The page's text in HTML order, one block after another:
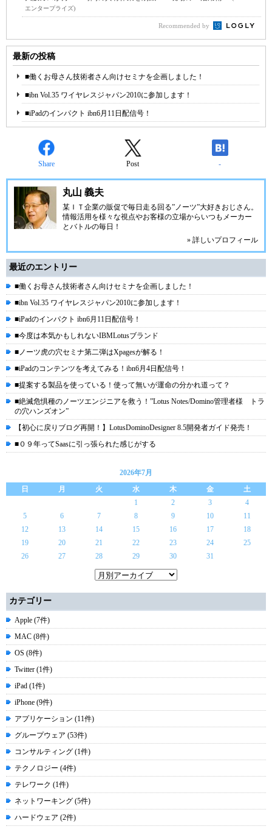
エンタープライズ)
Recommended by
最新の投稿
■働くお母さん技術者さん向けセミナを企画しました！
■ibn Vol.35 ワイヤレスジャパン2010に参加します！
■iPadのインパクト ibn6月11日配信号！
Share Post -
丸山 義夫
某ＩＴ企業の販促で毎日走る回る”ノーツ”大好きおじさん。
情報活用を様々な視点やお客様の立場からいつもメーカー
とバトルの毎日！
» 詳しいプロフィール
最近のエントリー
■働くお母さん技術者さん向けセミナを企画しました！
■ibn Vol.35 ワイヤレスジャパン2010に参加します！
■iPadのインパクト ibn6月11日配信号！
■今度は本気かもしれないIBMLotusブランド
■ノーツ虎の穴セミナ第二弾はXpagesが解る！
■iPadのコンテンツを考えてみる！ibn6月4日配信号！
■提案する製品を使っている！使って無いが運命の分かれ道って？
■絶滅危惧種のノーツエンジニアを救う！”Lotus Notes/Domino管理者様 トラ
の穴ハンズオン”
【初心に戻りブログ再開！】LotusDominoDesigner 8.5開発者ガイド発売！
■０９年ってSaasに引っ張られた感じがする
2026年7月
日
月 火 水 木 金
土
1
2 3
4
5
6 7 8 9 10
11
12
13 14 15 16 17
18
19
20 21 22 23 24
25
26
27 28 29 30 31
カテゴリー
Apple (7件)
MAC (8件)
OS (8件)
Twitter (1件)
iPad (1件)
iPhone (9件)
アプリケーション (11件)
グループウェア (53件)
コンサルティング (1件)
テクノロジー (4件)
テレワーク (1件)
ネットワーキング (5件)
ハードウェア (2件)